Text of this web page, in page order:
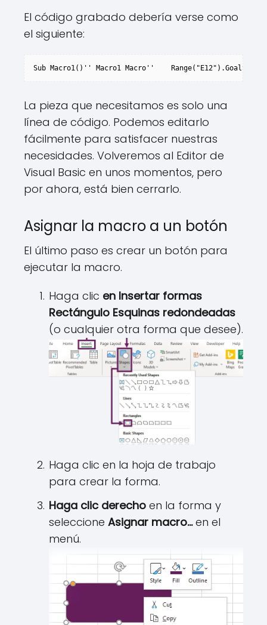
El código grabado debería verse como
el siguiente:
Sub Macro1()'' Macro1 Macro''    Range("E12").GoalSeek
La pieza que necesitamos es solo una
línea de código. Podemos editarlo
fácilmente para satisfacer nuestras
necesidades. Volveremos al Editor de
Visual Basic en unos momentos, pero
por ahora, está bien cerrarlo.
Asignar la macro a un botón
El último paso es crear un botón para
ejecutar la macro.
Haga clic en Insertar formas
Rectángulo Esquinas redondeadas
(o cualquier otra forma que desee).
Haga clic en la hoja de trabajo
para crear la forma.
Haga clic derecho en la forma y
seleccione Asignar macro…en el
menú.